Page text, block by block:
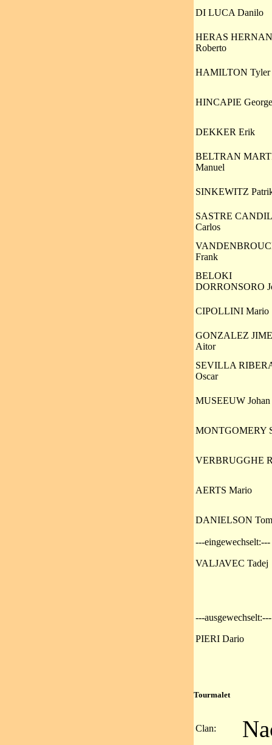
DI LUCA Danilo
HERAS
Roberto
HAMILTON Tyler
HINCAPIE George
DEKKER Erik
BELTRAN
Manuel
SINKEWITZ
SASTRE CANDIL
Carlos
Frank
BELOKI
DORRONSORO
CIPOLLINI Mario
GONZALEZ
Aitor
SEVILLA
Oscar
MUSEEUW Johan
MONTGOMERY
VERBRUGGHE
AERTS Mario
DANIELSON Tom
---eingewechselt:---
VALJAVEC Tadej
---ausgewechselt:---
PIERI Dario
Tourmalet
Clan: